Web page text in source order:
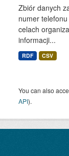
Zbiór danych
numer
celach
informacji...
RDF CSV
You can also
API).